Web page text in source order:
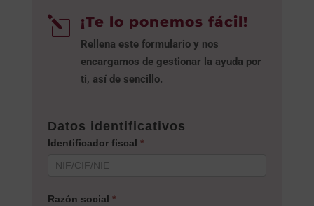
l ¡Te lo ponemos fácil!
Rellena este formulario y nos
encargamos de gestionar la ayuda por
ti, así de sencillo.
Datos identificativos
Identificador fiscal *
Razón social *